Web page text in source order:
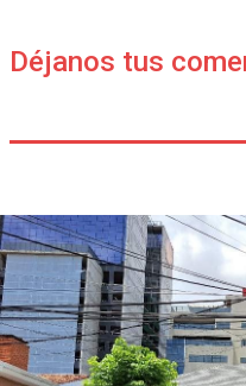
Déjanos tus